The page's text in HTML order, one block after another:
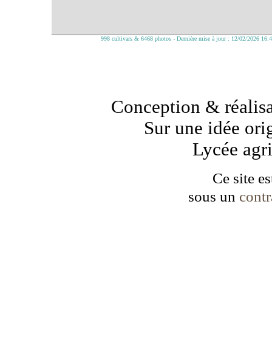
998 cultivars & 6468 photos - Dernière mise à jour : 12/02/2026
Conception &
Sur une idée
Lycée
Ce site
sous un